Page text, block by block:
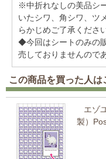
※中折れなしの美品シ
いたシワ、角シワ、ツ
らかじめご了承ください
◆今回はシートのみの
売しておりませんので
この商品を買った人は
エゾ
製）